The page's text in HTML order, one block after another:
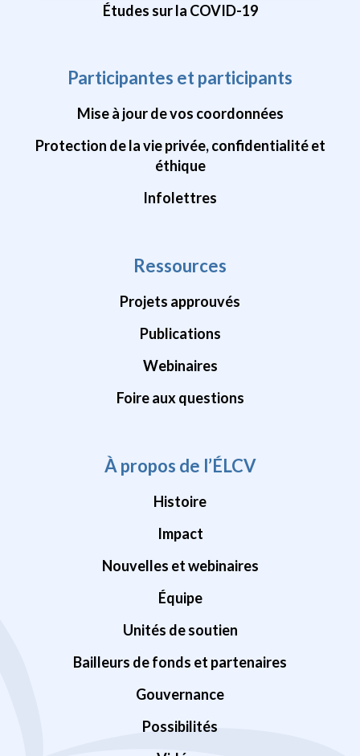
Études sur la COVID-19
Participantes et participants
Mise à jour de vos coordonnées
Protection de la vie privée, confidentialité et
éthique
Infolettres
Ressources
Projets approuvés
Publications
Webinaires
Foire aux questions
À propos de l’ÉLCV
Histoire
Impact
Nouvelles et webinaires
Équipe
Unités de soutien
Bailleurs de fonds et partenaires
Gouvernance
Possibilités